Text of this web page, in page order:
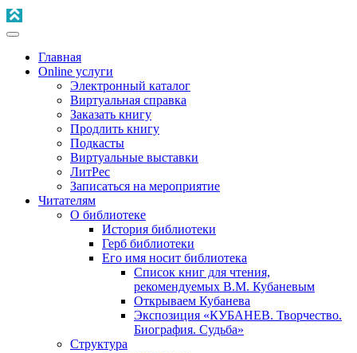
Главная
Online услуги
Электронный каталог
Виртуальная справка
Заказать книгу
Продлить книгу
Подкасты
Виртуальные выставки
ЛитРес
Записаться на мероприятие
Читателям
О библиотеке
История библиотеки
Герб библиотеки
Его имя носит библиотека
Список книг для чтения,
рекомендуемых В.М. Кубаневым
Открываем Кубанева
Экспозиция «КУБАНЕВ. Творчество.
Биография. Судьба»
Структура